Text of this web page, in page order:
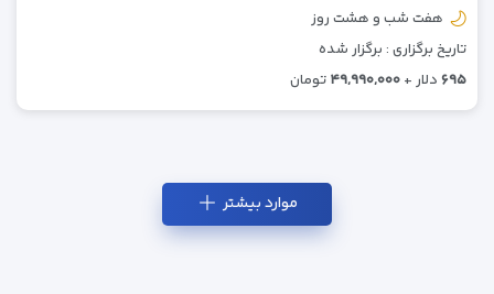
هفت شب و هشت روز
تاریخ برگزاری : برگزار شده
۶۹۵ دلار + ۴۹,۹۹۰,۰۰۰ تومان
موارد بیشتر